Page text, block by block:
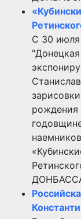
С 30 июля
рождения